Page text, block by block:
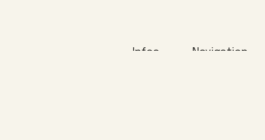
Navigation
Infos